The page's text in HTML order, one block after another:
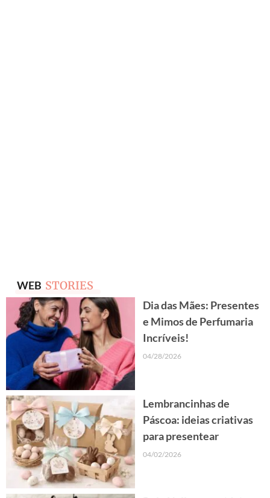
WEB STORIES
Dia das Mães: Presentes
e Mimos de Perfumaria
Incríveis!
04/28/2026
Lembrancinhas de
Páscoa: ideias criativas
para presentear
04/02/2026